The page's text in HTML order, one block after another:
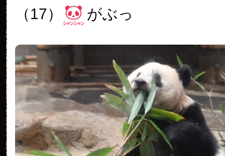
（17） がぶっ